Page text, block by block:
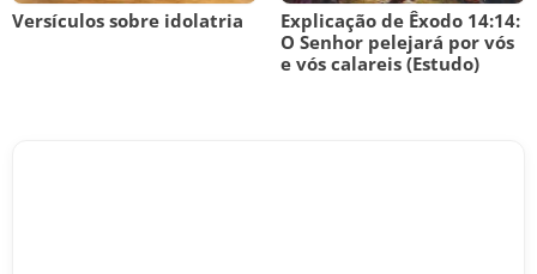
Versículos sobre idolatria
Explicação de Êxodo 14:14:
O Senhor pelejará por vós
e vós calareis (Estudo)